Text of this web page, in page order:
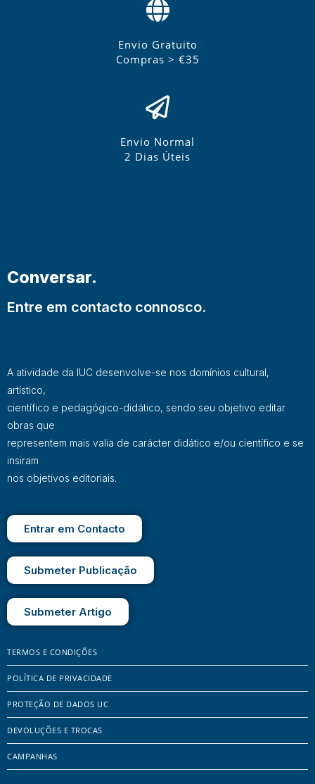
Envio Gratuito
Compras > €35
Envio Normal
2 Dias Úteis
Conversar.
Entre em contacto connosco.
A atividade da IUC desenvolve-se nos domínios cultural,
artístico,
científico e pedagógico-didático, sendo seu objetivo editar
obras que
representem mais valia de carácter didático e/ou científico e se
insiram
nos objetivos editoriais.
Entrar em Contacto
Submeter Publicação
Submeter Artigo
TERMOS E CONDIÇÕES
POLÍTICA DE PRIVACIDADE
PROTEÇÃO DE DADOS UC
DEVOLUÇÕES E TROCAS
CAMPANHAS